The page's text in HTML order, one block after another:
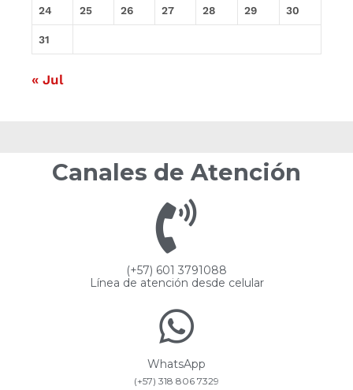
24 25 26 27 28 29 30
31
« Jul
Canales de Atención
(+57) 601 3791088
Línea de atención desde celular
WhatsApp
(+57) 318 806 7329